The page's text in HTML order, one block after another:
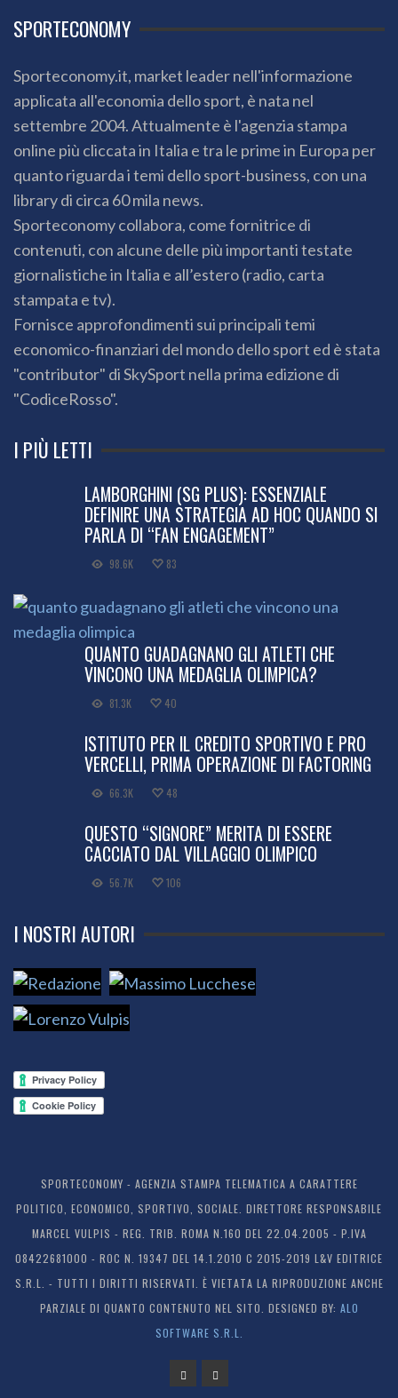
SPORTECONOMY
Sporteconomy.it, market leader nell'informazione
applicata all'economia dello sport, è nata nel
settembre 2004. Attualmente è l'agenzia stampa
online più cliccata in Italia e tra le prime in Europa per
quanto riguarda i temi dello sport-business, con una
library di circa 60 mila news.
Sporteconomy collabora, come fornitrice di
contenuti, con alcune delle più importanti testate
giornalistiche in Italia e all’estero (radio, carta
stampata e tv).
Fornisce approfondimenti sui principali temi
economico-finanziari del mondo dello sport ed è stata
"contributor" di SkySport nella prima edizione di
"CodiceRosso".
I PIÙ LETTI
LAMBORGHINI (SG PLUS): ESSENZIALE
DEFINIRE UNA STRATEGIA AD HOC QUANDO SI
PARLA DI “FAN ENGAGEMENT”
98.6K 83
QUANTO GUADAGNANO GLI ATLETI CHE
VINCONO UNA MEDAGLIA OLIMPICA?
81.3K 40
ISTITUTO PER IL CREDITO SPORTIVO E PRO
VERCELLI, PRIMA OPERAZIONE DI FACTORING
66.3K 48
QUESTO “SIGNORE” MERITA DI ESSERE
CACCIATO DAL VILLAGGIO OLIMPICO
56.7K 106
I NOSTRI AUTORI
SPORTECONOMY - AGENZIA STAMPA TELEMATICA A CARATTERE
POLITICO, ECONOMICO, SPORTIVO, SOCIALE. DIRETTORE RESPONSABILE
MARCEL VULPIS - REG. TRIB. ROMA N.160 DEL 22.04.2005 - P.IVA
08422681000 - ROC N. 19347 DEL 14.1.2010 C 2015-2019 L&V EDITRICE
S.R.L. - TUTTI I DIRITTI RISERVATI. È VIETATA LA RIPRODUZIONE ANCHE
PARZIALE DI QUANTO CONTENUTO NEL SITO. DESIGNED BY: ALO
SOFTWARE S.R.L.